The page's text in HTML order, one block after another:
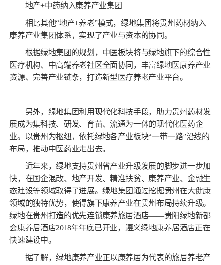
地产+中药纳入康养产业集团
相比其他“地产+养老”模式，绿地集团将贵州药材纳入
康养产业集团体系，实现了产业与资本的协同。
根据绿地集团的规划，中医板块将与绿地旗下的综合性
医疗机构、中高端养老社区全面协同，丰富绿地医康养产业
资源、完善产业链条，打造新型医疗养老产业平台。
另外，绿地集团利用现代化科技手段，助力贵州药材发
展成为集科技、研发、育苗、流通为一体的现代化医药企
业。以贵州为枢纽，依托绿地各产业板块“一带一路”沿线的
布局，推动中医药业走出去。
近年来，绿地支持贵州省产业升级发展的脚步进一步加
快，在国企混改、地产开发、精准扶贫、康养产业、金融生
态建设等领域取得了进展。绿地集团通过挖掘贵州在大健康
领域的独特优势，使得旗下康养产业在贵州布局持续升级。
绿地在贵州打造的优先连锁康养旅居酒店——贵阳绿地新都
会康养居酒店2018年年底已开业，遵义绿地康养居酒店正在
快速建设中。
据了解，绿地康养产业正以康养居为代表的旅居养老产